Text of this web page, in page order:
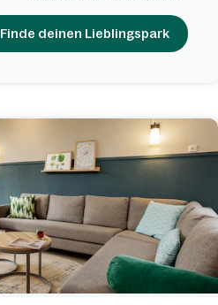
Finde deinen Lieblingspark